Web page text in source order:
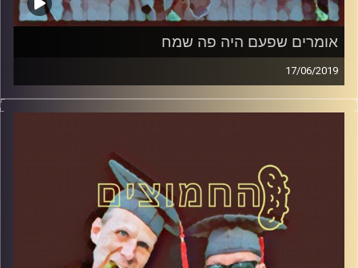
אומרים שפעם היה פה שמח
17/06/2019
פרופסור בועז בן-דוד ופרופסור גלעד הירשברגר
קרדיט תמונות:AudioVersity